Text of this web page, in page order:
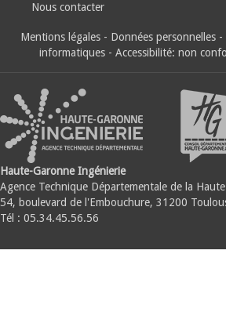
Nous contacter
Mentions légales - Données personnelles -
informatiques - Accessibilité: non
Haute-Garonne Ingénierie
Agence Technique Départementale de la
54, boulevard de l'Embouchure, 31200
Tél : 05.34.45.56.56